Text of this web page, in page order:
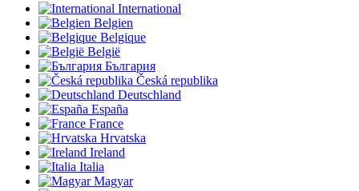
International
Belgien
Belgique
België
България
Česká republika
Deutschland
España
France
Hrvatska
Ireland
Italia
Magyar